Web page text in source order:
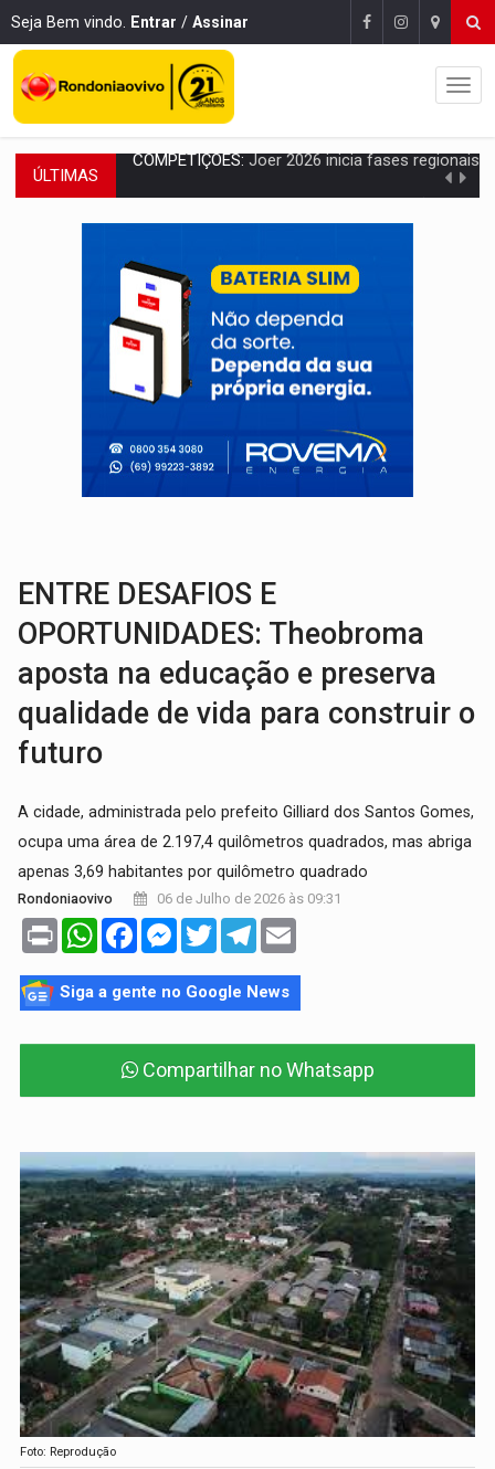
Seja Bem vindo. Entrar / Assinar
ÚLTIMAS Moradores denunciam escuridão e insegurança na
COLIGAÇÃO:Reabertura de ação no TSE pode resultar em cassação de prefeita
INCLUSÃO:APAE Porto Velho abre inscrições para
CLUBE DOS R$ 00,00: 21 candidatos declaram patrimônio zero em Rondônia
INTERIOR: Ouro Preto do Oeste realiza Cavalgada da Expo Show
DESENVOLVIMENTO: Ideb avança nos anos iniciais do ensino
VULGO 'UNIÃO':Chefe de facção criminosa é preso durante
ENTRE DESAFIOS E
OPORTUNIDADES: Theobroma
aposta na educação e preserva
qualidade de vida para construir o
futuro
A cidade, administrada pelo prefeito Gilliard dos Santos Gomes,
ocupa uma área de 2.197,4 quilômetros quadrados, mas abriga
apenas 3,69 habitantes por quilômetro quadrado
Rondoniaovivo 06 de Julho de 2026 às 09:31
Print WhatsAppFacebookMessenger
TwitterTelegram
Siga a gente no Google News
Compartilhar no Whatsapp
Foto: Reprodução